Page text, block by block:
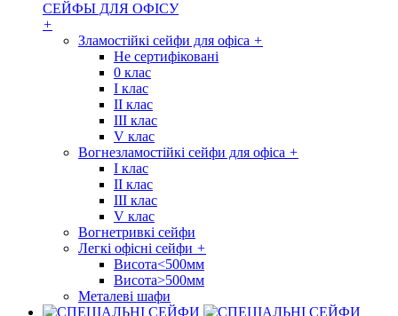
СЕЙФЫ ДЛЯ ОФІСУ
+
Зламостійкі сейфи для офіса +
Не сертифіковані
0 клас
I клас
II клас
III клас
V клас
Вогнезламостійкі сейфи для офіса +
I клас
II клас
III клас
V клас
Вогнетривкі сейфи
Легкі офісні сейфи +
Висота<500мм
Висота>500мм
Металеві шафи